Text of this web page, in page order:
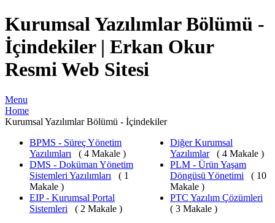
Kurumsal Yazılımlar Bölümü -
İçindekiler | Erkan Okur
Resmi Web Sitesi
Menu
Home
Kurumsal Yazılımlar Bölümü - İçindekiler
BPMS - Süreç Yönetim
Yazılımları
( 4 Makale )
DMS - Doküman Yönetim
Sistemleri Yazılımları
( 1
Makale )
EIP - Kurumsal Portal
Sistemleri
( 2 Makale )
Diğer Kurumsal
Yazılımlar
( 4 Makale )
PLM - Ürün Yaşam
Döngüsü Yönetimi
( 10
Makale )
PTC Yazılım Çözümleri
( 3 Makale )